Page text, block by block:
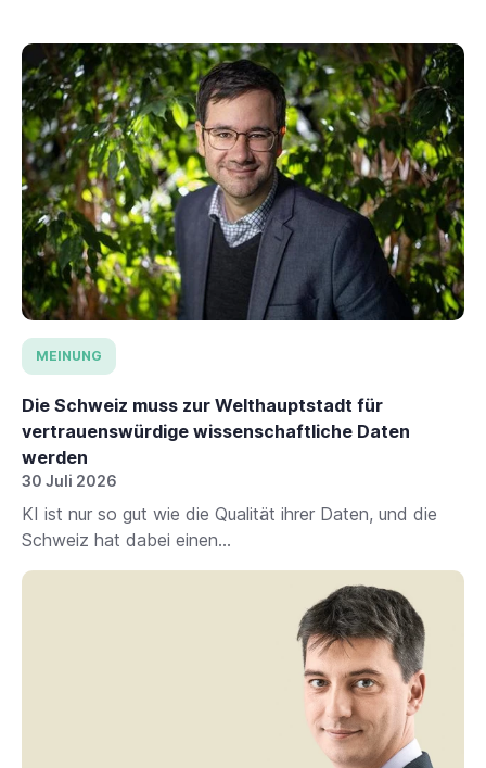
MEINUNG
Die Schweiz muss zur Welthauptstadt für
vertrauenswürdige wissenschaftliche Daten
werden
30 Juli 2026
KI ist nur so gut wie die Qualität ihrer Daten, und die
Schweiz hat dabei einen...